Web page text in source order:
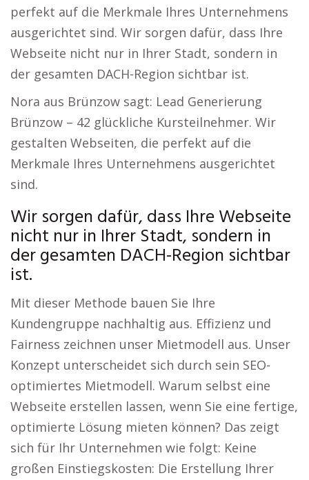
perfekt auf die Merkmale Ihres Unternehmens
ausgerichtet sind. Wir sorgen dafür, dass Ihre
Webseite nicht nur in Ihrer Stadt, sondern in
der gesamten DACH-Region sichtbar ist.
Nora aus Brünzow sagt: Lead Generierung
Brünzow – 42 glückliche Kursteilnehmer. Wir
gestalten Webseiten, die perfekt auf die
Merkmale Ihres Unternehmens ausgerichtet
sind.
Wir sorgen dafür, dass Ihre Webseite
nicht nur in Ihrer Stadt, sondern in
der gesamten DACH-Region sichtbar
ist.
Mit dieser Methode bauen Sie Ihre
Kundengruppe nachhaltig aus. Effizienz und
Fairness zeichnen unser Mietmodell aus. Unser
Konzept unterscheidet sich durch sein SEO-
optimiertes Mietmodell. Warum selbst eine
Webseite erstellen lassen, wenn Sie eine fertige,
optimierte Lösung mieten können? Das zeigt
sich für Ihr Unternehmen wie folgt: Keine
großen Einstiegskosten: Die Erstellung Ihrer